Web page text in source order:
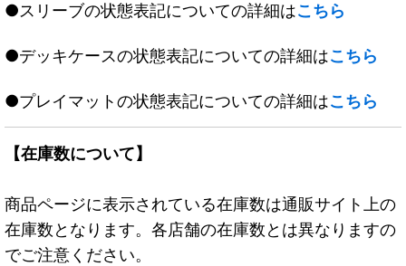
●スリーブの状態表記についての詳細はこちら
●デッキケースの状態表記についての詳細はこちら
●プレイマットの状態表記についての詳細はこちら
【在庫数について】
商品ページに表示されている在庫数は通販サイト上の
在庫数となります。各店舗の在庫数とは異なりますの
でご注意ください。